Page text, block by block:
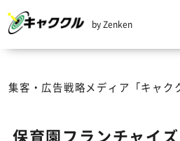
by Zenken
集客・広告戦略メディア「キャク
保育園フランチャイ